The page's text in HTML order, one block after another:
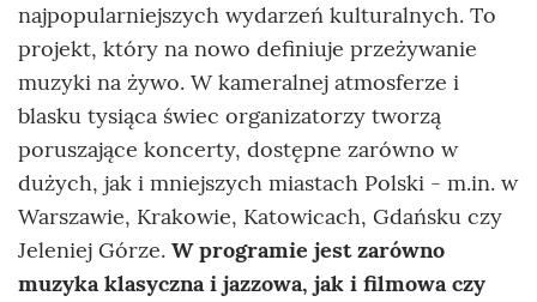
najpopularniejszych wydarzeń kulturalnych. To
projekt, który na nowo definiuje przeżywanie
muzyki na żywo. W kameralnej atmosferze i
blasku tysiąca świec organizatorzy tworzą
poruszające koncerty, dostępne zarówno w
dużych, jak i mniejszych miastach Polski - m.in. w
Warszawie, Krakowie, Katowicach, Gdańsku czy
Jeleniej Górze. W programie jest zarówno
muzyka klasyczna i jazzowa, jak i filmowa czy